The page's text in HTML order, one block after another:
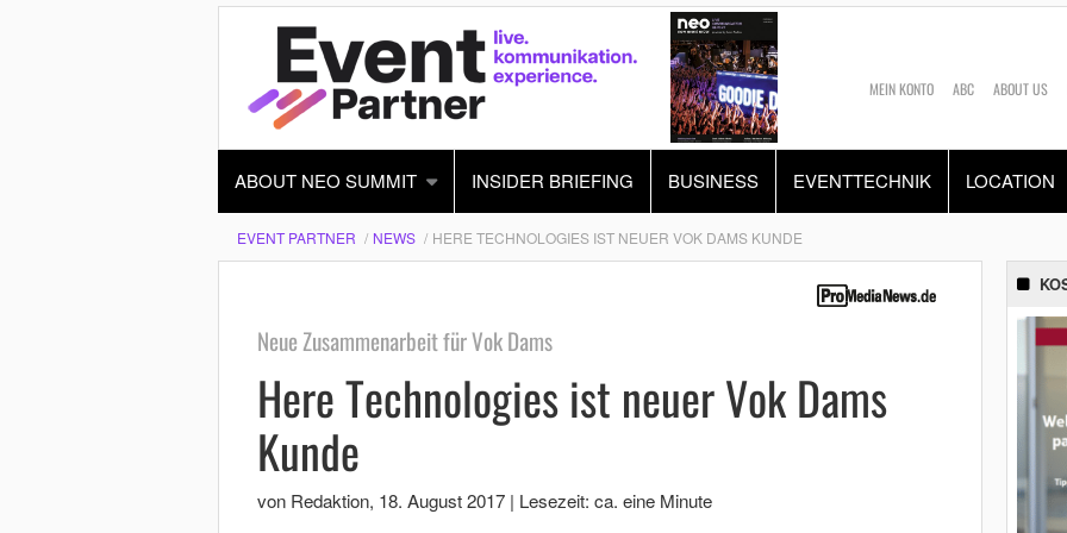
MEIN KONTO ABC ABOUT US
ABOUT NEO SUMMIT INSIDER BRIEFING BUSINESS EVENTTECHNIK LOCATION
EVENT PARTNER NEWS HERE TECHNOLOGIES IST NEUER VOK DAMS KUNDE
Neue Zusammenarbeit für Vok Dams
Here Technologies ist neuer Vok Dams
Kunde
von Redaktion, 18. August 2017 | Lesezeit: ca. eine Minute